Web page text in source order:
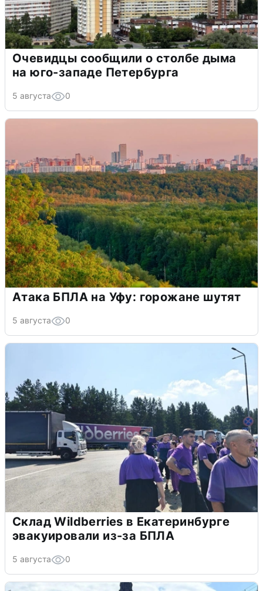
Очевидцы сообщили о столбе дыма
на юго-западе Петербурга
5 августа 0
Атака БПЛА на Уфу: горожане шутят
5 августа 0
Склад Wildberries в Екатеринбурге
эвакуировали из-за БПЛА
5 августа 0